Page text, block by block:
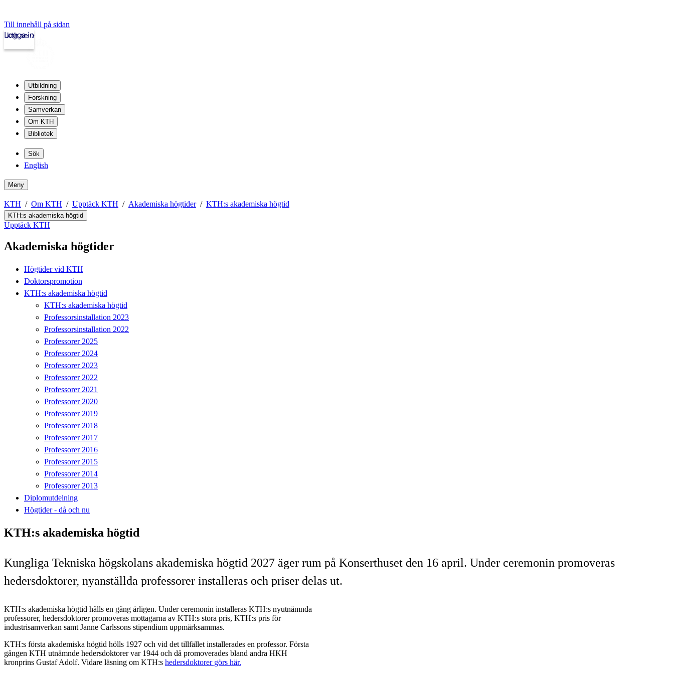
Till innehåll på sidan
kth.se
Logga in
Utbildning
Forskning
Samverkan
Om KTH
Bibliotek
Sök
English
Meny
KTH Om KTH Upptäck KTH Akademiska högtider KTH:s akademiska högtid
KTH:s akademiska högtid
Upptäck KTH
Akademiska högtider
Högtider vid KTH
Doktorspromotion
KTH:s akademiska högtid
KTH:s akademiska högtid
Professorsinstallation 2023
Professorsinstallation 2022
Professorer 2025
Professorer 2024
Professorer 2023
Professorer 2022
Professorer 2021
Professorer 2020
Professorer 2019
Professorer 2018
Professorer 2017
Professorer 2016
Professorer 2015
Professorer 2014
Professorer 2013
Diplomutdelning
Högtider - då och nu
KTH:s akademiska högtid
Kungliga Tekniska högskolans akademiska högtid 2027 äger rum på Konserthuset den 16 april. Under ceremonin promoveras
hedersdoktorer, nyanställda professorer installeras och priser delas ut.
KTH:s akademiska högtid hålls en gång årligen. Under ceremonin installeras KTH:s nyutnämnda
professorer, hedersdoktorer promoveras mottagarna av KTH:s stora pris, KTH:s pris för
industrisamverkan samt Janne Carlssons stipendium uppmärksammas.
KTH:s första akademiska högtid hölls 1927 och vid det tillfället installerades en professor. Första
gången KTH utnämnde hedersdoktorer var 1944 och då promoverades bland andra HKH
kronprins Gustaf Adolf. Vidare läsning om KTH:s hedersdoktorer görs här.